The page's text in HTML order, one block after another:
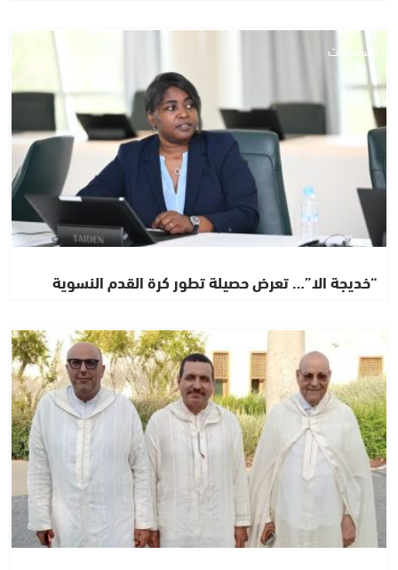
مستجدات
“خديجة الا”… تعرض حصيلة تطور كرة القدم النسوية
اشطاري